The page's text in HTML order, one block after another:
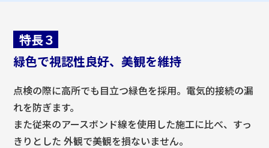
特長３
緑色で視認性良好、美観を維持
点検の際に高所でも目立つ緑色を採用。電気的接続の漏
れを防ぎます。
また従来のアースボンド線を使用した施工に比べ、すっ
きりとした 外観で美観を損ないません。